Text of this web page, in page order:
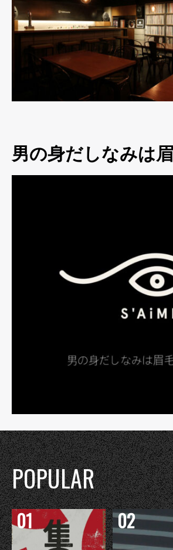
男の身だしなみは眉
POPULAR